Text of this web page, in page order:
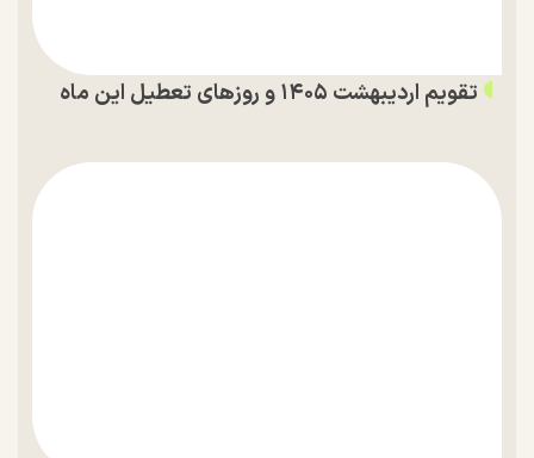
تقویم اردیبهشت ۱۴۰۵ و روز‌های تعطیل این ماه